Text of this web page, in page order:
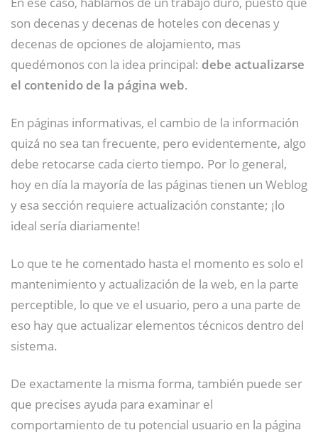
son decenas y decenas de hoteles con decenas y
decenas de opciones de alojamiento, mas
quedémonos con la idea principal: debe actualizarse
el contenido de la página web.
En páginas informativas, el cambio de la información
quizá no sea tan frecuente, pero evidentemente, algo
debe retocarse cada cierto tiempo. Por lo general,
hoy en día la mayoría de las páginas tienen un Weblog
y esa sección requiere actualización constante; ¡lo
ideal sería diariamente!
Lo que te he comentado hasta el momento es solo el
mantenimiento y actualización de la web, en la parte
perceptible, lo que ve el usuario, pero a una parte de
eso hay que actualizar elementos técnicos dentro del
sistema.
De exactamente la misma forma, también puede ser
que precises ayuda para examinar el
comportamiento de tu potencial usuario en la página